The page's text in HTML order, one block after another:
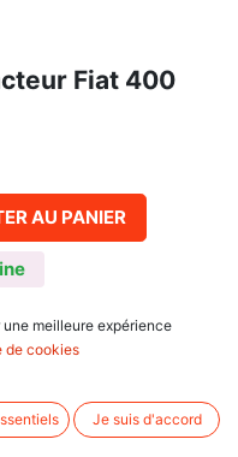
Fiat 400
AU PANIER
50 mm, référence d'origine
500, 500DT, 540, 540S,
meilleure expérience
de cookies
Je suis d'accord